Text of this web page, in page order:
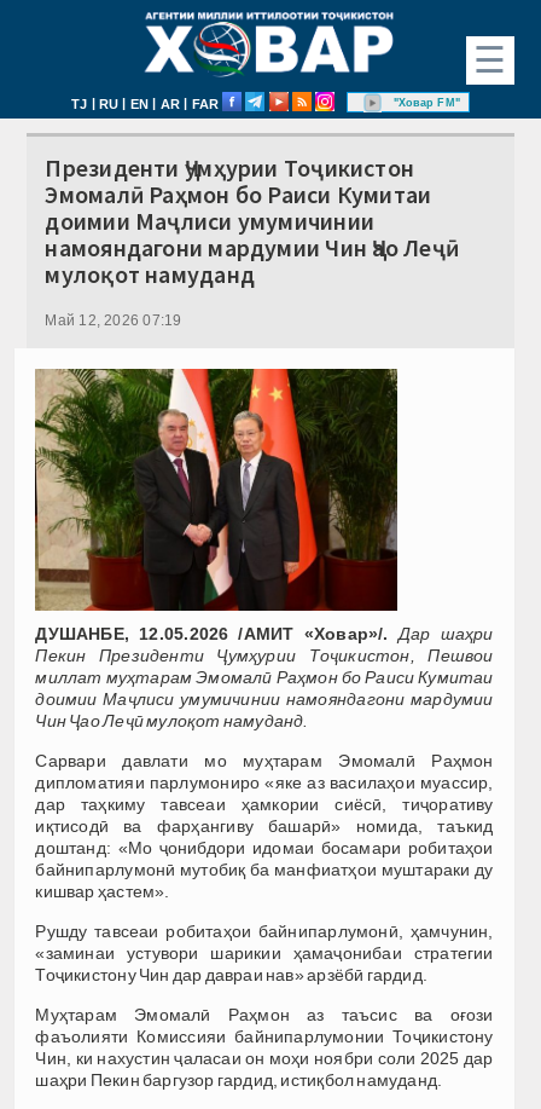
☰
TJ | RU | EN | AR | FAR "Ховар FM"
Президенти Ҷумҳурии Тоҷикистон
Эмомалӣ Раҳмон бо Раиси Кумитаи
доимии Маҷлиси умумичинии
намояндагони мардумии Чин Ҷао Леҷӣ
мулоқот намуданд
Май 12, 2026 07:19
ДУШАНБЕ, 12.05.2026 /АМИТ «Ховар»/.
Дар шаҳри
Пекин Президенти Ҷумҳурии Тоҷикистон, Пешвои
миллат муҳтарам Эмомалӣ Раҳмон бо Раиси Кумитаи
доимии Маҷлиси умумичинии намояндагони мардумии
Чин Ҷао Леҷӣ мулоқот намуданд.
Сарвари давлати мо муҳтарам Эмомалӣ Раҳмон
дипломатияи парлумониро «яке аз василаҳои муассир,
дар таҳкиму тавсеаи ҳамкории сиёсӣ, тиҷоративу
иқтисодӣ ва фарҳангиву башарӣ» номида, таъкид
доштанд: «Мо ҷонибдори идомаи босамари робитаҳои
байнипарлумонӣ мутобиқ ба манфиатҳои муштараки ду
кишвар ҳастем».
Рушду тавсеаи робитаҳои байнипарлумонӣ, ҳамчунин,
«заминаи устувори шарикии ҳамаҷонибаи стратегии
Тоҷикистону Чин дар давраи нав» арзёбӣ гардид.
Муҳтарам Эмомалӣ Раҳмон аз таъсис ва оғози
фаъолияти Комиссияи байнипарлумонии Тоҷикистону
Чин, ки нахустин ҷаласаи он моҳи ноябри соли 2025 дар
шаҳри Пекин баргузор гардид, истиқбол намуданд.